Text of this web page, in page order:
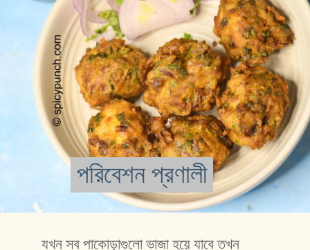
যখন সব পাকোড়াগুলো ভাজা হয়ে যাবে তখন
পরিবেশন প্রণালী
পরিবেশন প্রণালী